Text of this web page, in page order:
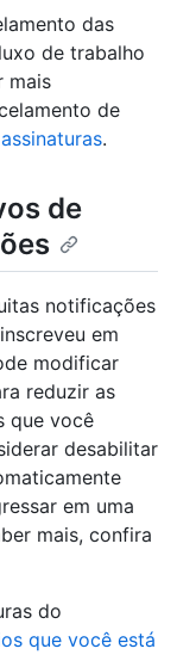
das
de trabalho
mais
de
.
de
notificações
em
modificar
reduzir as
que você
desabilitar
em uma
mais, confira
do
que você está